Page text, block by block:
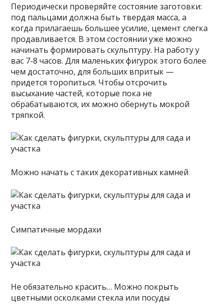
Периодически проверяйте состояние заготовки:
под пальцами должна быть твердая масса, а
когда прилагаешь большее усилие, цемент слегка
продавливается. В этом состоянии уже можно
начинать формировать скульптуру. На работу у
вас 7-8 часов. Для маленьких фигурок этого более
чем достаточно, для больших впритык —
придется торопиться. Чтобы отсрочить
высыхание частей, которые пока не
обрабатываются, их можно обернуть мокрой
тряпкой.
Можно начать с таких декоративных камней
Симпатичные мордахи
Не обязательно красить… Можно покрыть
цветными осколками стекла или посуды